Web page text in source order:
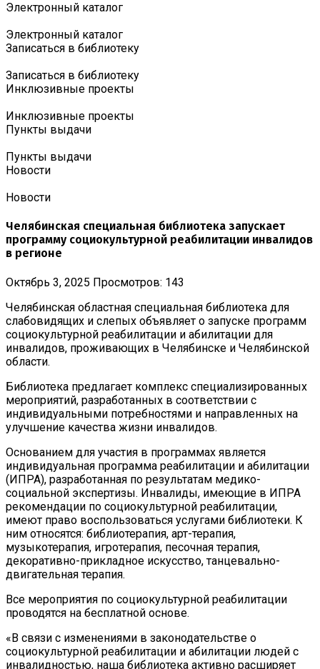
Электронный каталог
Электронный каталог
Записаться в библиотеку
Записаться в библиотеку
Инклюзивные проекты
Инклюзивные проекты
Пункты выдачи
Пункты выдачи
Новости
Новости
Челябинская специальная библиотека запускает
программу социокультурной реабилитации инвалидов
в регионе
Октябрь 3, 2025 Просмотров: 143
Челябинская областная специальная библиотека для
слабовидящих и слепых объявляет о запуске программ
социокультурной реабилитации и абилитации для
инвалидов, проживающих в Челябинске и Челябинской
области.
Библиотека предлагает комплекс специализированных
мероприятий, разработанных в соответствии с
индивидуальными потребностями и направленных на
улучшение качества жизни инвалидов.
Основанием для участия в программах является
индивидуальная программа реабилитации и абилитации
(ИПРА), разработанная по результатам медико-
социальной экспертизы. Инвалиды, имеющие в ИПРА
рекомендации по социокультурной реабилитации,
имеют право воспользоваться услугами библиотеки. К
ним относятся: библиотерапия, арт-терапия,
музыкотерапия, игротерапия, песочная терапия,
декоративно-прикладное искусство, танцевально-
двигательная терапия.
Все мероприятия по социокультурной реабилитации
проводятся на бесплатной основе.
«В связи с изменениями в законодательстве о
социокультурной реабилитации и абилитации людей с
инвалидностью, наша библиотека активно расширяет